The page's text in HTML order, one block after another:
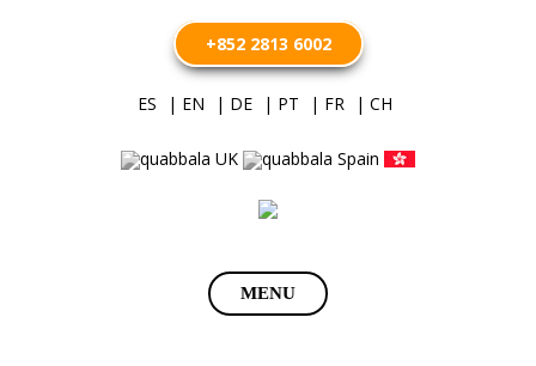
+852 2813 6002
ES | EN | DE | PT | FR | CH
MENU